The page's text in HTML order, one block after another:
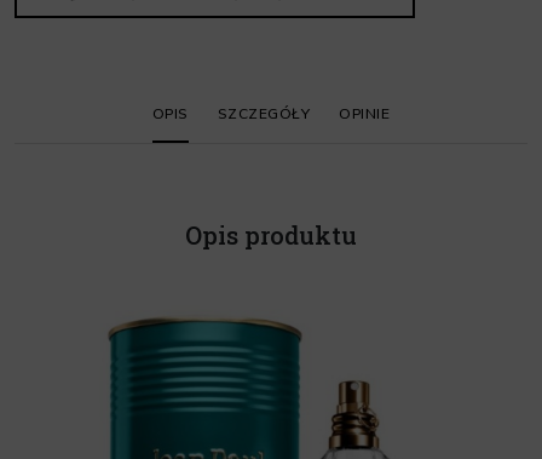
OPIS SZCZEGÓŁY OPINIE
Opis produktu